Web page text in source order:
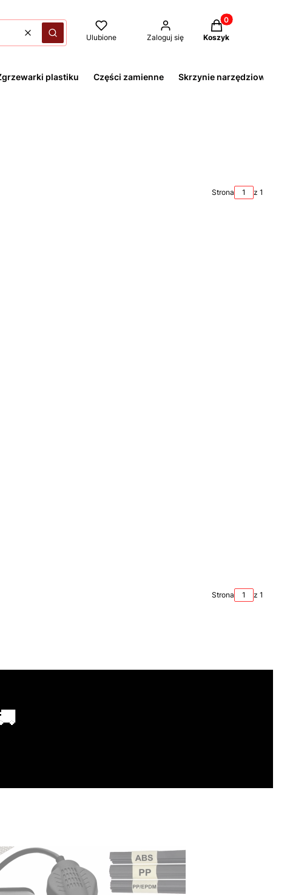
WyczyśćSzukaj Ulubione Zaloguj się
Produkty w koszyku:
Koszyk
plastiku Części zamienne Skrzynie narzędziowe
Strona z 1
Strona z 1